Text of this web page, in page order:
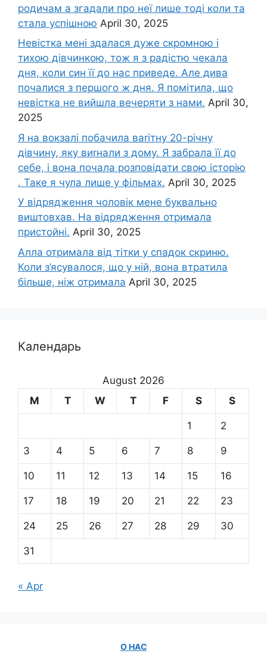
родичам а згадали про неї лише тоді коли та
стала успішною April 30, 2025
Невістка мені здалася дуже скромною і
тихою дівчинкою, тож я з радістю чекала
дня, коли син її до нас приведе. Але дива
почалися з першого ж дня. Я помітила, що
невістка не вийшла вечеряти з нами. April 30,
2025
Я на вокзалі побачила ваrітну 20-річну
дівчину, яку виrнали з дому. Я забрала її до
себе, і вона почала розповідати свою історію
. Таке я чула лише у фільмах. April 30, 2025
У відрядження чоловік мене буквально
виштовхав. На відрядження отримала
пристойні. April 30, 2025
Алла отримала від тітки у спадок скриню.
Коли з’ясувалося, що у ній, вона втратила
більше, ніж отримала April 30, 2025
Календарь
August 2026
M
T W T F S S
1 2
3 4 5 6 7 8 9
10 11 12 13 14 15 16
17 18 19 20 21 22 23
24 25 26 27 28 29 30
31
« Apr
О НАС